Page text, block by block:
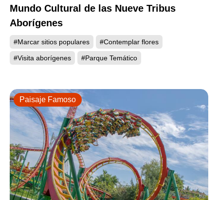
Mundo Cultural de las Nueve Tribus
Aborígenes
#Marcar sitios populares #Contemplar flores
#Visita aborígenes #Parque Temático
Paisaje Famoso